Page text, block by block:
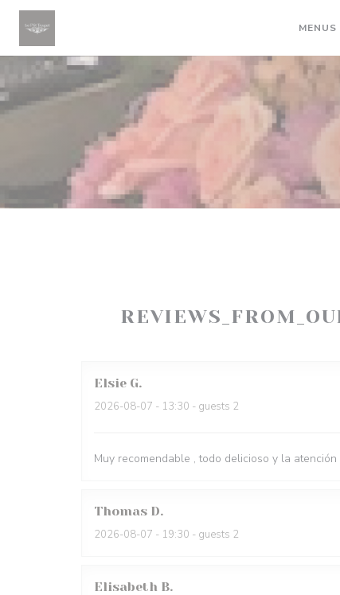
Painel de Gerenciamento de Cookies
MENUS
Elsie G
2026-08-07 - 13:30 - guests 2
Muy recomendable , todo delicioso y la atención
Thomas D
2026-08-07 - 19:30 - guests 2
Elisabeth B